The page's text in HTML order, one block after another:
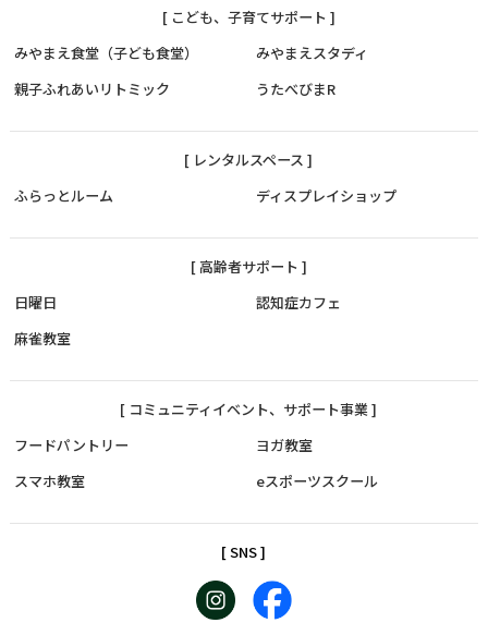
[ こども、子育てサポート ]
みやまえ食堂（子ども食堂）
みやまえスタディ
親子ふれあいリトミック
うたべびまR
[ レンタルスペース ]
ふらっとルーム
ディスプレイショップ
[ 高齢者サポート ]
日曜日
認知症カフェ
麻雀教室
[ コミュニティイベント、サポート事業 ]
フードパントリー
ヨガ教室
スマホ教室
eスポーツスクール
[ SNS ]